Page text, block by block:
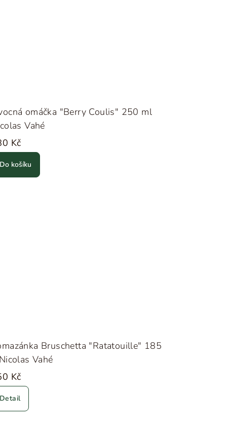
omáčka "Berry Coulis" 250 ml
Vahé
Kč
Do košíku
Bruschetta "Ratatouille" 185
Vahé
Kč
Detail